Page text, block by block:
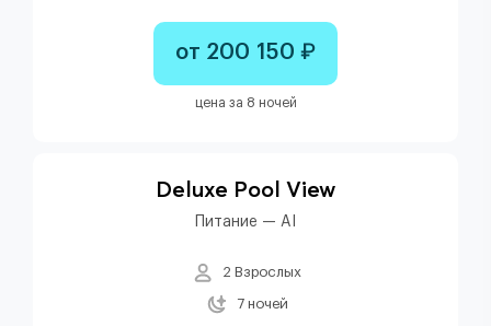
от 200 150 ₽
цена за 8 ночей
Deluxe Pool View
Питание — AI
2 Взрослых
7 ночей